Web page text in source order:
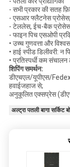
- सभी प्रकार की सतह
- एसआर फ्लैटनेस प्रोसेस,
- टेललेस, ईच-बैक प्रोसेस
- फाइन पिच एसओपी
• उच्च गुणवत्ता और
• हाई स्पीड डिलीवरी:
• प्रतिस्पर्धी कम संचालन
शिपिंग समर्थन:
डीएचएल/यूपीएस/
हवाईजहाज से;
अनुकूलित एक्सप्रेस
अल्ट्रा पतली बागा सर्किट